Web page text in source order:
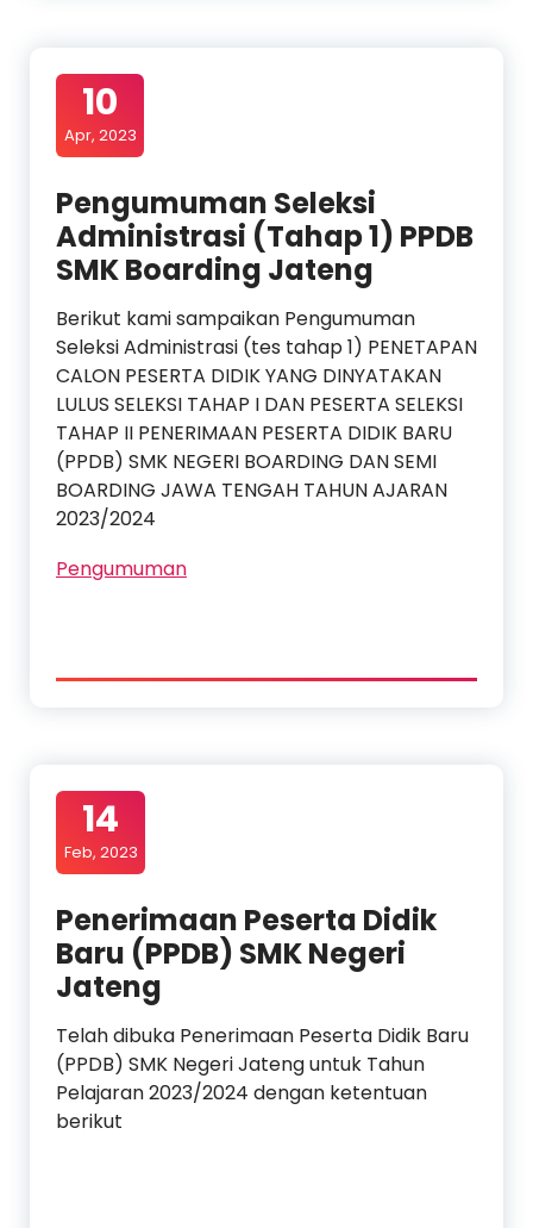
10
Apr, 2023
Pengumuman Seleksi
Administrasi (Tahap 1) PPDB
SMK Boarding Jateng
Berikut kami sampaikan Pengumuman
Seleksi Administrasi (tes tahap 1) PENETAPAN
CALON PESERTA DIDIK YANG DINYATAKAN
LULUS SELEKSI TAHAP I DAN PESERTA SELEKSI
TAHAP II PENERIMAAN PESERTA DIDIK BARU
(PPDB) SMK NEGERI BOARDING DAN SEMI
BOARDING JAWA TENGAH TAHUN AJARAN
2023/2024
Pengumuman
14
Feb, 2023
Penerimaan Peserta Didik
Baru (PPDB) SMK Negeri
Jateng
Telah dibuka Penerimaan Peserta Didik Baru
(PPDB) SMK Negeri Jateng untuk Tahun
Pelajaran 2023/2024 dengan ketentuan
berikut